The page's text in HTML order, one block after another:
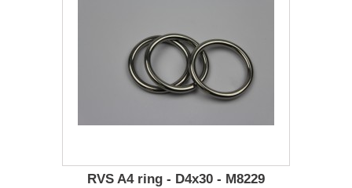
RVS A4 ring - D4x30 - M8229